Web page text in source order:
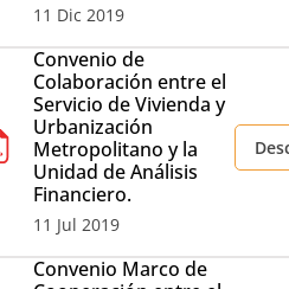
11 Dic 2019
Convenio de
Colaboración entre el
Servicio de Vivienda y
Urbanización
Metropolitano y la
Unidad de Análisis
Financiero.
11 Jul 2019
Convenio Marco de